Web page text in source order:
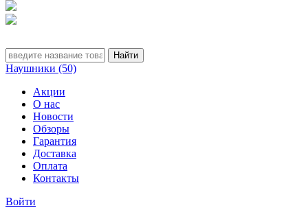
Наушники (50)
Акции
О нас
Новости
Обзоры
Гарантия
Доставка
Оплата
Контакты
Войти